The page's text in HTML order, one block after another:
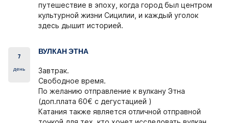
путешествие в эпоху, когда город был центром
культурной жизни Сицилии, и каждый уголок
здесь дышит историей.
7
день
ВУЛКАН ЭТНА
Завтрак.
Свободное время.
По желанию отправление к вулкану Этна
(доп.плата 60€ c дегустацией )
Катания также является отличной отправной